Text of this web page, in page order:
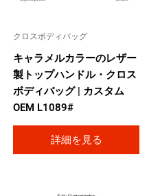
クロスボディバッグ
キャラメルカラーのレザー
製トップハンドル・クロス
ボディバッグ | カスタム
OEM L1089#
詳細を見る